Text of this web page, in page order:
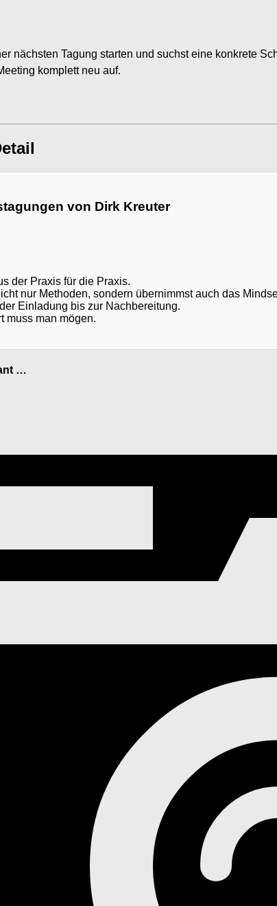
nächsten Tagung starten und suchst eine konkrete
komplett neu auf.
von Dirk Kreuter
der Praxis für die Praxis.
nur Methoden, sondern übernimmst auch das
Einladung bis zur Nachbereitung.
muss man mögen.
…